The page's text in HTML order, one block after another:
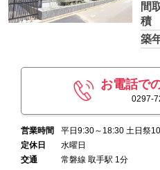
間
積
築
お電話で
0297-
営業時間
平日9:30～18:30 土日祭
定休日
水曜日
交通
常磐線 取手駅 1分